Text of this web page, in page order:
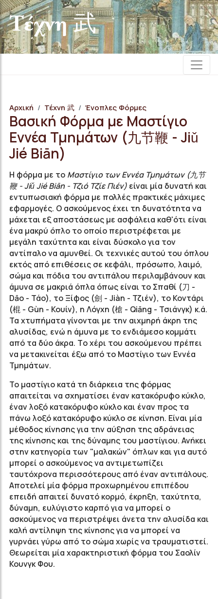
Τέχνη 武
Αρχική Τέχνη 武 Ένοπλες Φόρμες
Βασική Φόρμα με Μαστίγιο
Εννέα Τμημάτων (九节鞭 - Jiǔ
Jié Biān)
Η φόρμα με το Μαστίγιο των Εννέα Τμημάτων (九节
鞭 - Jiǔ Jié Biān - Τζιό Τζίε Πιέν) είναι μία δυνατή και
εντυπωσιακή φόρμα με πολλές πρακτικές μάχιμες
εφαρμογές. Ο ασκούμενος έχει τη δυνατότητα να
μάχεται εξ αποστάσεως με ασφάλεια καθ'ότι είναι
ένα μακρύ όπλο το οποίο περιστρέφεται με
μεγάλη ταχύτητα και είναι δύσκολο για τον
αντίπαλο να αμυνθεί. Οι τεχνικές αυτού του όπλου
εκτός από επιθέσεις σε κεφάλι, πρόσωπο, λαιμό,
σώμα και πόδια του αντιπάλου περιλαμβάνουν και
άμυνα σε μακριά όπλα όπως είναι το Σπαθί (刀 -
Dāo - Τάο), το Ξίφος (劍 - Jiàn - Τζιέν), το Κοντάρι
(棍 - Gùn - Κουίν), η Λόγχη (槍 - Qiāng - Τσιάνγκ) κ.ά.
Τα χτυπήματα γίνονται με την αιχμηρή άκρη της
αλυσίδας, ενώ η άμυνα με το ενδιάμεσο κομμάτι
από τα δύο άκρα. Το χέρι του ασκούμενου πρέπει
να μετακινείται έξω από το Μαστίγιο των Εννέα
Τμημάτων.
Το μαστίγιο κατά τη διάρκεια της φόρμας
απαιτείται να σχηματίσει έναν κατακόρυφο κύκλο,
έναν λοξό κατακόρυφο κύκλο και έναν προς τα
πάνω λοξό κατακόρυφο κύκλο σε κίνηση. Είναι μία
μέθοδος κίνησης για την αύξηση της αδράνειας
της κίνησης και της δύναμης του μαστίγιου. Ανήκει
στην κατηγορία των "μαλακών" όπλων και για αυτό
μπορεί ο ασκούμενος να αντιμετωπίζει
ταυτόχρονα περισσότερους από έναν αντιπάλους.
Αποτελεί μία φόρμα προχωρημένου επιπέδου
επειδή απαιτεί δυνατό κορμό, έκρηξη, ταχύτητα,
δύναμη, ευλύγιστο καρπό για να μπορεί ο
ασκούμενος να περιστρέψει άνετα την αλυσίδα και
καλή αντίληψη της κίνησης για να μπορεί να
γυρνάει γύρω από το σώμα χωρίς να τραυματιστεί.
Θεωρείται μία χαρακτηριστική φόρμα του Σαολίν
Κουνγκ Φου.